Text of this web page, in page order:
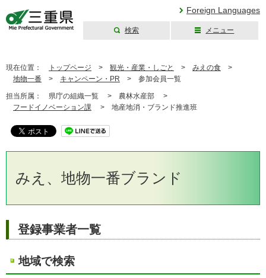
Foreign Languages
検索 メニュー
現在位置： トップページ > 観光・産業・しごと > みえの食 >
地物一番 > キャンペーン・PR > 参加会員一覧
担当所属： 県庁の組織一覧 > 農林水産部 >
フードイノベーション課 > 地産地消・ブランド推進班
みえ、地物一番ブランド
登録事業者一覧
地域で検索